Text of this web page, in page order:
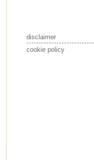
disclaimer
cookie policy